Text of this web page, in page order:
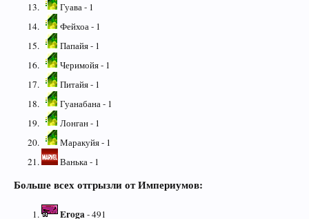
Гуава - 1
Фейхоа - 1
Папайя - 1
Черимойя - 1
Питайя - 1
Гуанабана - 1
Лонган - 1
Маракуйя - 1
Ванька - 1
Больше всех отгрызли от Империумов:
Eroga- 491